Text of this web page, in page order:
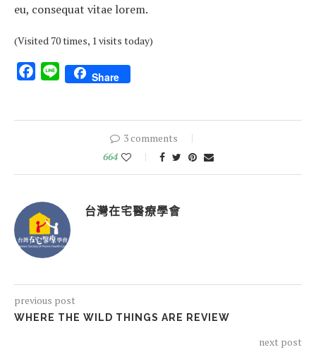
eu, consequat vitae lorem.
(Visited 70 times, 1 visits today)
Facebook
Line Share
3 comments
664
台灣在宅醫療學會
previous post
WHERE THE WILD THINGS ARE REVIEW
next post